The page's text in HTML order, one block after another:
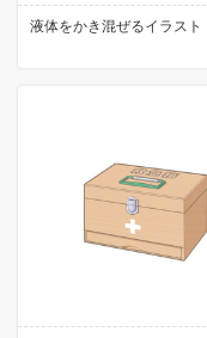
液体をかき混ぜるイラスト